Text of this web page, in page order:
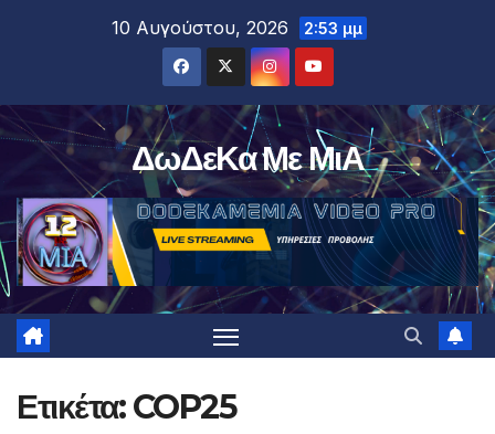
10 Αυγούστου, 2026 2:53 μμ
ΔωΔεΚα Με ΜιΑ
Ετικέτα:COP25